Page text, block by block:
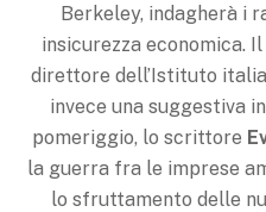
Berkeley, indagherà i
insicurezza economica.
direttore dell’Istituto
invece una suggestiva
pomeriggio, lo scrittore
la guerra fra le imprese
lo sfruttamento delle